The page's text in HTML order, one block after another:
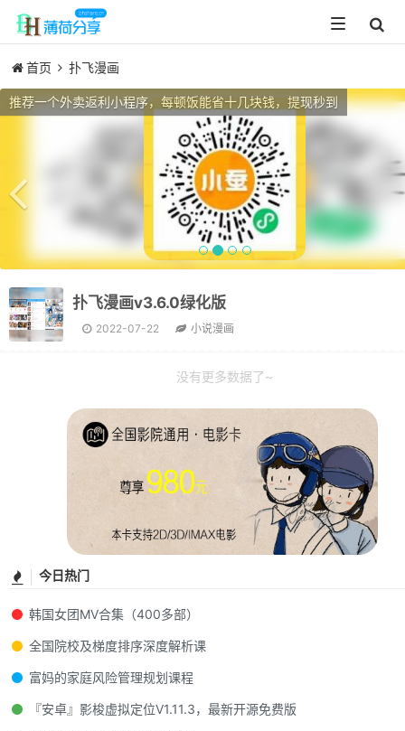
Toggle
navigation
首页 扑飞漫画
推荐一个外卖返利小程序，每顿饭能省十几块钱，提现秒到
Previous
扑飞漫画v3.6.0绿化版
2022-07-22 小说漫画
没有更多数据了~
今日热门
韩国女团MV合集（400多部）
全国院校及梯度排序深度解析课
富妈的家庭风险管理规划课程
『安卓』影梭虚拟定位V1.11.3，最新开源免费版